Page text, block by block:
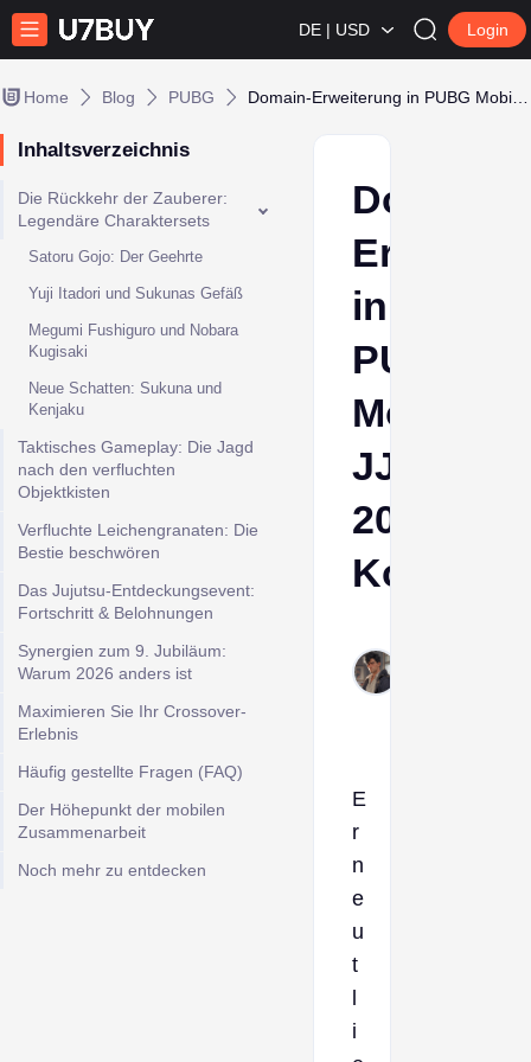
DE | USD Login
Home Blog PUBG
Inhaltsverzeichnis
Die Rückkehr der Zauberer:
Legendäre Charaktersets
Satoru Gojo: Der Geehrte
Yuji Itadori und Sukunas Gefäß
Megumi Fushiguro und Nobara
Kugisaki
Neue Schatten: Sukuna und
Kenjaku
Taktisches Gameplay: Die Jagd
nach den verfluchten
Objektkisten
Verfluchte Leichengranaten: Die
Bestie beschwören
Das Jujutsu-Entdeckungsevent:
Fortschritt & Belohnungen
Synergien zum 9. Jubiläum:
Warum 2026 anders ist
Maximieren Sie Ihr Crossover-
Erlebnis
Häufig gestellte Fragen (FAQ)
Der Höhepunkt der mobilen
Zusammenarbeit
Noch mehr zu entdecken
Domain-
in
PUBG
Mobile:
JJK
2026-
E
r
n
e
u
t
i